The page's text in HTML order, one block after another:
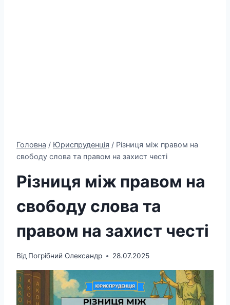
Головна / Юриспруденція / Різниця між правом на
свободу слова та правом на захист честі
Різниця між правом на
свободу слова та
правом на захист честі
Від Погрібний Олександр 28.07.2025